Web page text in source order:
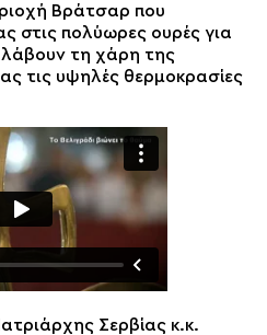
Βράτσαρ που
στις πολύωρες ουρές για
τη χάρη της
τις υψηλές θερμοκρασίες
Σερβίας κ.κ.